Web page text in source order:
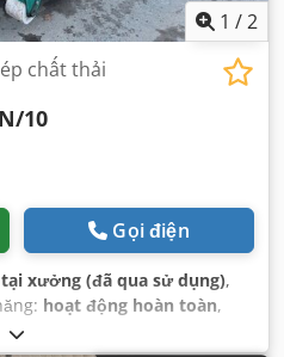
1 /2
chất thải
10
Gọi điện
xưởng (đã qua sử dụng),
hoạt động hoàn toàn,